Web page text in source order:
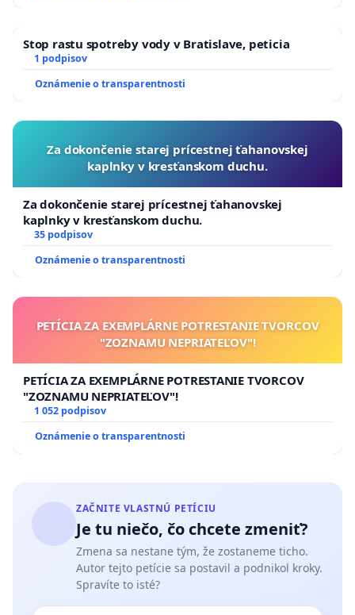
Stop rastu spotreby vody v Bratislave, peticia
1 podpisov
Oznámenie o transparentnosti
Za dokončenie starej prícestnej ťahanovskej
kaplnky v kresťanskom duchu.
Za dokončenie starej prícestnej ťahanovskej
kaplnky v kresťanskom duchu.
35 podpisov
Oznámenie o transparentnosti
PETÍCIA ZA EXEMPLÁRNE POTRESTANIE TVORCOV
"ZOZNAMU NEPRIATEĽOV"!
PETÍCIA ZA EXEMPLÁRNE POTRESTANIE TVORCOV
"ZOZNAMU NEPRIATEĽOV"!
1 052 podpisov
Oznámenie o transparentnosti
ZAČNITE VLASTNÚ PETÍCIU
Je tu niečo, čo chcete zmeniť?
Zmena sa nestane tým, že zostaneme ticho.
Autor tejto petície sa postavil a podnikol kroky.
Spravíte to isté?